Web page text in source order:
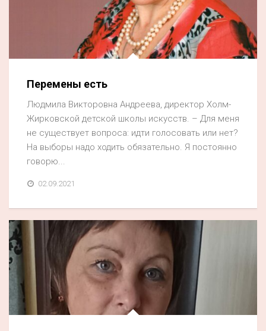
Перемены есть
Людмила Викторовна Андреева, директор Холм-
Жирковской детской школы искусств. – Для меня
не существует вопроса: идти голосовать или нет?
На выборы надо ходить обязательно. Я постоянно
говорю...
02.09.2021